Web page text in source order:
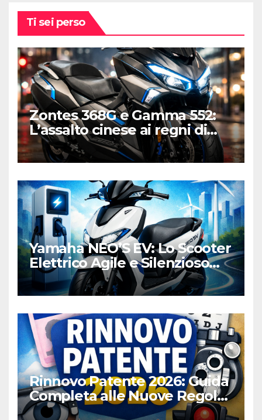
Ti sei perso
Zontes 368G e Gamma 552:
L’assalto cinese ai regni di
Honda e Yamaha
Yamaha NEO’S EV: Lo Scooter
Elettrico Agile e Silenzioso
per la Città
Rinnovo Patente 2026: Guida
Completa alle Nuove Regole,
Digitalizzazione e Costi